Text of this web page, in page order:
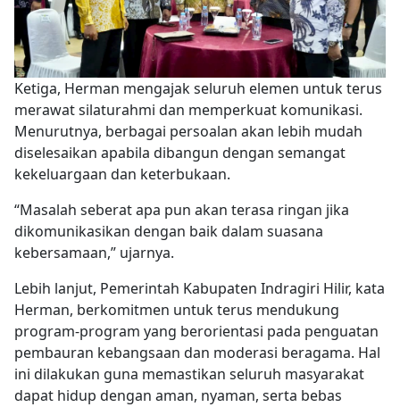
Ketiga, Herman mengajak seluruh elemen untuk terus
merawat silaturahmi dan memperkuat komunikasi.
Menurutnya, berbagai persoalan akan lebih mudah
diselesaikan apabila dibangun dengan semangat
kekeluargaan dan keterbukaan.
“Masalah seberat apa pun akan terasa ringan jika
dikomunikasikan dengan baik dalam suasana
kebersamaan,” ujarnya.
Lebih lanjut, Pemerintah Kabupaten Indragiri Hilir, kata
Herman, berkomitmen untuk terus mendukung
program-program yang berorientasi pada penguatan
pembauran kebangsaan dan moderasi beragama. Hal
ini dilakukan guna memastikan seluruh masyarakat
dapat hidup dengan aman, nyaman, serta bebas